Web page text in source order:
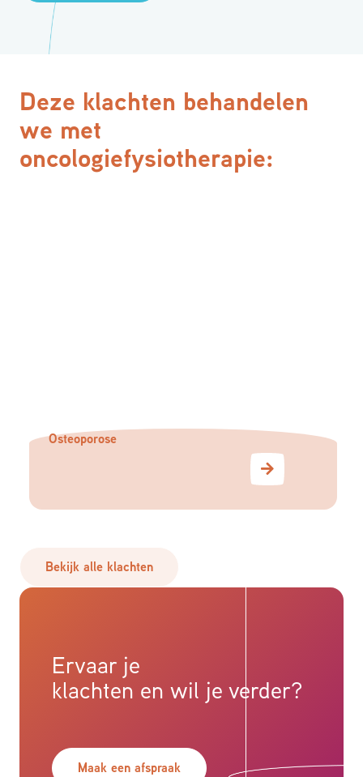
Deze klachten behandelen
we met
oncologiefysiotherapie:
Osteoporose
Bekijk alle klachten
Ervaar je
klachten en wil je verder?
Maak een afspraak